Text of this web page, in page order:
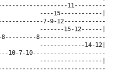
----15------------|
-------15-12------|
-------------14-12|
------------------|